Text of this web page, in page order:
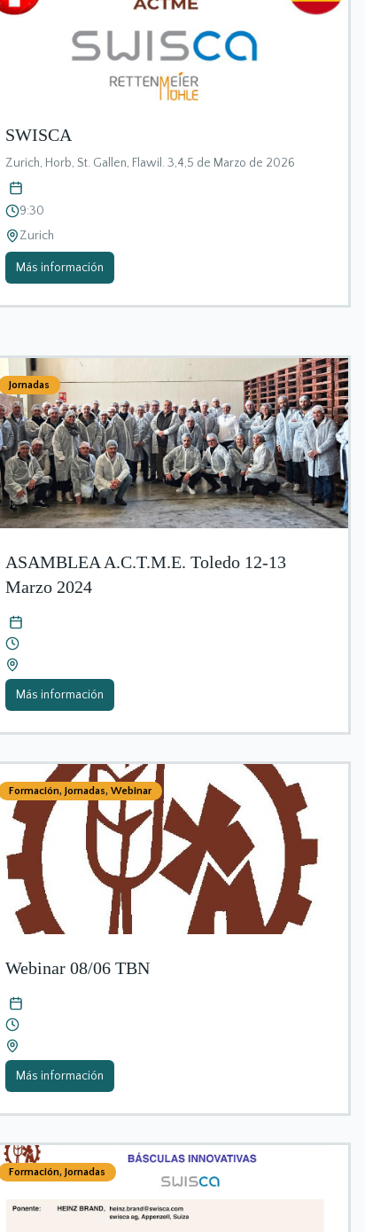
SWISCA
Zurich, Horb, St. Gallen, Flawil. 3,4,5 de Marzo de 2026
9:30
Zurich
Más información
Jornadas
ASAMBLEA A.C.T.M.E. Toledo 12-13
Marzo 2024
Más información
Formación, Jornadas, Webinar
Webinar 08/06 TBN
Más información
Formación, Jornadas